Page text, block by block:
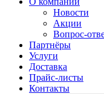
Новости
Акции
Вопрос-
Партнёры
Услуги
Доставка
Прайс-листы
Контакты